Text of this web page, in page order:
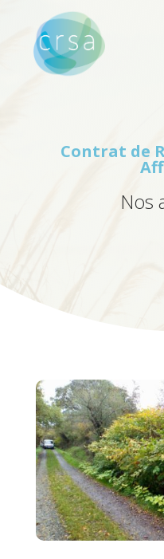
Contrat de
Nos